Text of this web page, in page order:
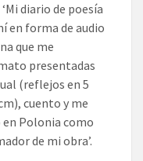
diario de poesía
en forma de audio
que me
presentadas
(reflejos en 5
cuento y me
Polonia como
de mi obra’.